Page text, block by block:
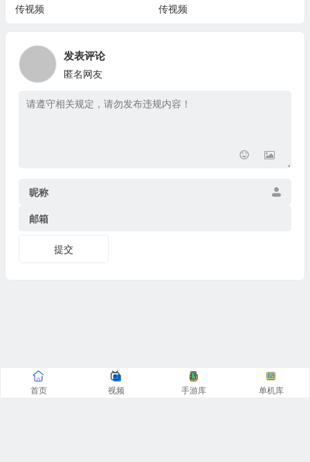
传视频
传视频
发表评论
匿名网友
昵称
邮箱
提交
首页 视频 手游库 单机库